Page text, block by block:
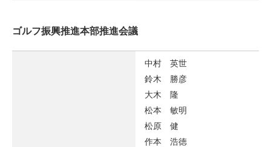
ゴルフ振興推進本部推進会議
中村 英世
鈴木 勝彦
大木 隆
松本 敏明
松原 健
作本 浩徳